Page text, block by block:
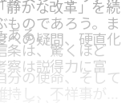
静かな改革」を続
ある。
ものであろう。ま
条は、驚くほど
分の使命、そして
への疑問、硬直化
察は説得力に富
し、不祥事が続